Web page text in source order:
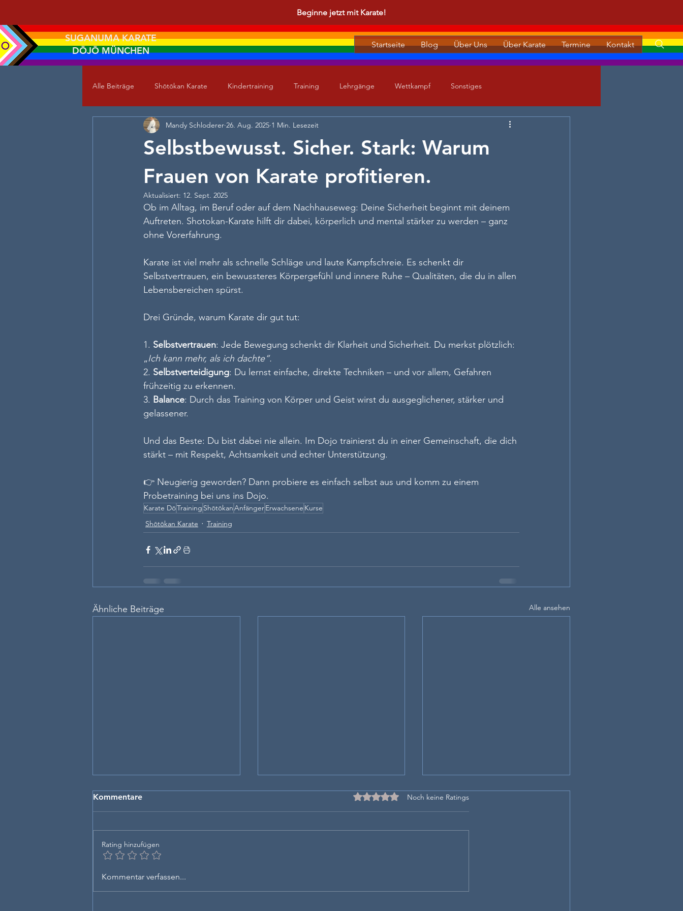
Beginne jetzt mit Karate!
SUGANUMA KARATE
DŌJŌ MÜNCHEN
Startseite Blog Über Uns Über Karate Termine Kontakt
Alle Beiträge Shōtōkan Karate Kindertraining Training Lehrgänge Wettkampf Sonstiges
Selbstbewusst. Sicher. Stark: Warum
Frauen von Karate profitieren.
Mandy Schloderer 26. Aug. 2025 1 Min. Lesezeit
Aktualisiert: 12. Sept. 2025
Ob im Alltag, im Beruf oder auf dem Nachhauseweg: Deine Sicherheit beginnt mit deinem
Auftreten. Shotokan-Karate hilft dir dabei, körperlich und mental stärker zu werden – ganz
ohne Vorerfahrung.
Karate ist viel mehr als schnelle Schläge und laute Kampfschreie. Es schenkt dir
Selbstvertrauen, ein bewussteres Körpergefühl und innere Ruhe – Qualitäten, die du in allen
Lebensbereichen spürst.
Drei Gründe, warum Karate dir gut tut:
1. Selbstvertrauen: Jede Bewegung schenkt dir Klarheit und Sicherheit. Du merkst plötzlich:
„Ich kann mehr, als ich dachte“.
2. Selbstverteidigung: Du lernst einfache, direkte Techniken – und vor allem, Gefahren
frühzeitig zu erkennen.
3. Balance: Durch das Training von Körper und Geist wirst du ausgeglichener, stärker und
gelassener.
Und das Beste: Du bist dabei nie allein. Im Dojo trainierst du in einer Gemeinschaft, die dich
stärkt – mit Respekt, Achtsamkeit und echter Unterstützung.
👉 Neugierig geworden? Dann probiere es einfach selbst aus und komm zu einem
Probetraining bei uns ins Dojo.
Karate DōTraining ShōtōkanAnfängerErwachsene Kurse
Shōtōkan Karate
Training
Ähnliche Beiträge Alle ansehen
Hör auf zu zögern. Fang an.
Kommentare Mit 0 von 5 Sternen bewertet.
Noch keine Ratings
Rating hinzufügen
Kommentar verfassen...